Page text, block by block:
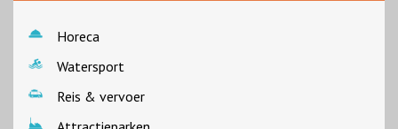
Horeca
Watersport
Reis & vervoer